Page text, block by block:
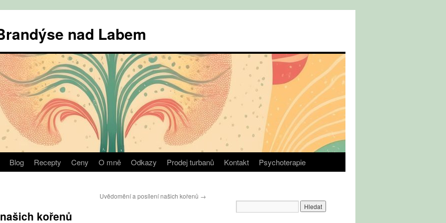
nad Labem
Blog Recepty Ceny O mně Odkazy Prodej turbanů Kontakt Psychoterapie
Uvědomění a posílení našich kořenů →
kořenů